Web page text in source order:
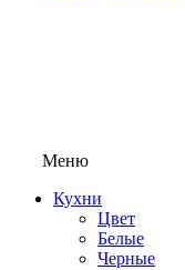
Меню
Кухни
Цвет
Белые
Черные